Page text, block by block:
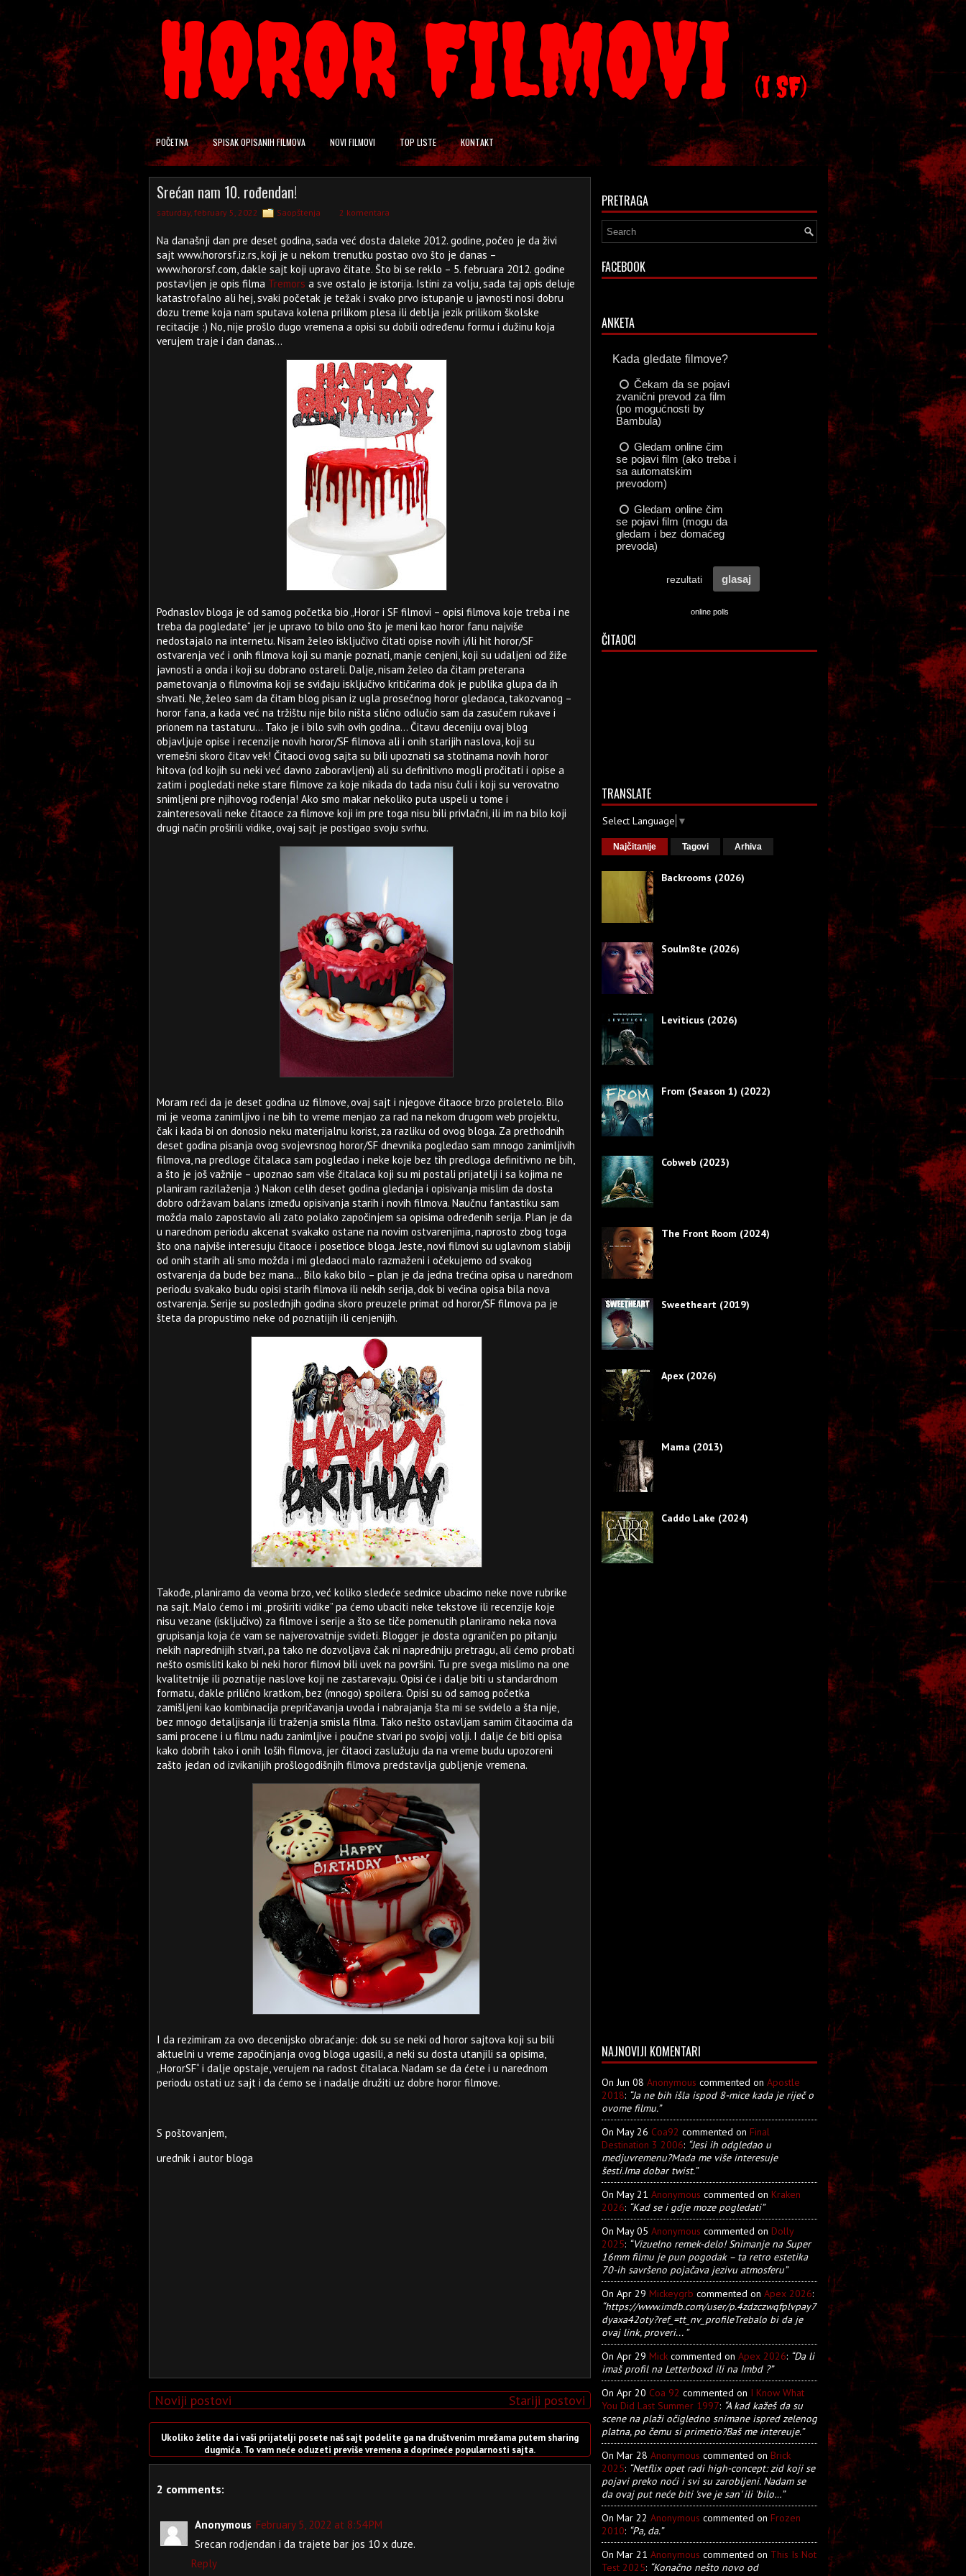
HOROR FILMOVI(I SF)
POČETNA SPISAK OPISANIH FILMOVA NOVI FILMOVI TOP LISTE KONTAKT
Srećan nam 10. rođendan!
saturday, february 5, 2022 Saopštenja 2 komentara
Na današnji dan pre deset godina, sada već dosta daleke 2012. godine, počeo je da živi
sajt www.hororsf.iz.rs, koji je u nekom trenutku postao ovo što je danas –
www.hororsf.com, dakle sajt koji upravo čitate. Što bi se reklo – 5. februara 2012. godine
postavljen je opis filma Tremors a sve ostalo je istorija. Istini za volju, sada taj opis deluje
katastrofalno ali hej, svaki početak je težak i svako prvo istupanje u javnosti nosi dobru
dozu treme koja nam sputava kolena prilikom plesa ili deblja jezik prilikom školske
recitacije :) No, nije prošlo dugo vremena a opisi su dobili određenu formu i dužinu koja
verujem traje i dan danas...
Podnaslov bloga je od samog početka bio „Horor i SF filmovi – opisi filmova koje treba i ne
treba da pogledate“ jer je upravo to bilo ono što je meni kao horor fanu najviše
nedostajalo na internetu. Nisam želeo isključivo čitati opise novih i/ili hit horor/SF
ostvarenja već i onih filmova koji su manje poznati, manje cenjeni, koji su udaljeni od žiže
javnosti a onda i koji su dobrano ostareli. Dalje, nisam želeo da čitam preterana
pametovanja o filmovima koji se sviđaju isključivo kritičarima dok je publika glupa da ih
shvati. Ne, želeo sam da čitam blog pisan iz ugla prosečnog horor gledaoca, takozvanog –
horor fana, a kada već na tržištu nije bilo ništa slično odlučio sam da zasučem rukave i
prionem na tastaturu... Tako je i bilo svih ovih godina... Čitavu deceniju ovaj blog
objavljuje opise i recenzije novih horor/SF filmova ali i onih starijih naslova, koji su
vremešni skoro čitav vek! Čitaoci ovog sajta su bili upoznati sa stotinama novih horor
hitova (od kojih su neki već davno zaboravljeni) ali su definitivno mogli pročitati i opise a
zatim i pogledati neke stare filmove za koje nikada do tada nisu čuli i koji su verovatno
snimljeni pre njihovog rođenja! Ako smo makar nekoliko puta uspeli u tome i
zainteresovali neke čitaoce za filmove koji im pre toga nisu bili privlačni, ili im na bilo koji
drugi način proširili vidike, ovaj sajt je postigao svoju svrhu.
Moram reći da je deset godina uz filmove, ovaj sajt i njegove čitaoce brzo proletelo. Bilo
mi je veoma zanimljivo i ne bih to vreme menjao za rad na nekom drugom web projektu,
čak i kada bi on donosio neku materijalnu korist, za razliku od ovog bloga. Za prethodnih
deset godina pisanja ovog svojevrsnog horor/SF dnevnika pogledao sam mnogo zanimljivih
filmova, na predloge čitalaca sam pogledao i neke koje bez tih predloga definitivno ne bih,
a što je još važnije – upoznao sam više čitalaca koji su mi postali prijatelji i sa kojima ne
planiram razilaženja :) Nakon celih deset godina gledanja i opisivanja mislim da dosta
dobro održavam balans između opisivanja starih i novih filmova. Naučnu fantastiku sam
možda malo zapostavio ali zato polako započinjem sa opisima određenih serija. Plan je da
u narednom periodu akcenat svakako ostane na novim ostvarenjima, naprosto zbog toga
što ona najviše interesuju čitaoce i posetioce bloga. Jeste, novi filmovi su uglavnom slabiji
od onih starih ali smo možda i mi gledaoci malo razmaženi i očekujemo od svakog
ostvarenja da bude bez mana... Bilo kako bilo – plan je da jedna trećina opisa u narednom
periodu svakako budu opisi starih filmova ili nekih serija, dok bi većina opisa bila nova
ostvarenja. Serije su poslednjih godina skoro preuzele primat od horor/SF filmova pa je
šteta da propustimo neke od poznatijih ili cenjenijih.
Takođe, planiramo da veoma brzo, već koliko sledeće sedmice ubacimo neke nove rubrike
na sajt. Malo ćemo i mi „proširiti vidike” pa ćemo ubaciti neke tekstove ili recenzije koje
nisu vezane (isključivo) za filmove i serije a što se tiče pomenutih planiramo neka nova
grupisanja koja će vam se najverovatnije svideti. Blogger je dosta ograničen po pitanju
nekih naprednijih stvari, pa tako ne dozvoljava čak ni napredniju pretragu, ali ćemo probati
nešto osmisliti kako bi neki horor filmovi bili uvek na površini. Tu pre svega mislimo na one
kvalitetnije ili poznatije naslove koji ne zastarevaju. Opisi će i dalje biti u standardnom
formatu, dakle prilično kratkom, bez (mnogo) spoilera. Opisi su od samog početka
zamišljeni kao kombinacija prepričavanja uvoda i nabrajanja šta mi se svidelo a šta nije,
bez mnogo detaljisanja ili traženja smisla filma. Tako nešto ostavljam samim čitaocima da
sami procene i u filmu nađu zanimljive i poučne stvari po svojoj volji. I dalje će biti opisa
kako dobrih tako i onih loših filmova, jer čitaoci zaslužuju da na vreme budu upozoreni
zašto jedan od izvikanijih prošlogodišnjih filmova predstavlja gubljenje vremena.
I da rezimiram za ovo decenijsko obraćanje: dok su se neki od horor sajtova koji su bili
aktuelni u vreme započinjanja ovog bloga ugasili, a neki su dosta utanjili sa opisima,
„HororSF“ i dalje opstaje, verujem na radost čitalaca. Nadam se da ćete i u narednom
periodu ostati uz sajt i da ćemo se i nadalje družiti uz dobre horor filmove.
S poštovanjem,
urednik i autor bloga
Noviji postovi Stariji postovi
Ukoliko želite da i vaši prijatelji posete naš sajt podelite ga na društvenim mrežama putem sharing
dugmića. To vam neće oduzeti previše vremena a doprineće popularnosti sajta.
2 comments:
Anonymous February 5, 2022 at 8:54 PM
Srecan rodjendan i da trajete bar jos 10 x duze.
Reply
PRETRAGA
FACEBOOK
ANKETA
online polls
ČITAOCI
TRANSLATE
Select Language ▼
Najčitanije Tagovi Arhiva
Backrooms (2026)
Soulm8te (2026)
Leviticus (2026)
From (Season 1) (2022)
Cobweb (2023)
The Front Room (2024)
Sweetheart (2019)
Apex (2026)
Mama (2013)
Caddo Lake (2024)
NAJNOVIJI KOMENTARI
On Jun 08 Anonymous commented on Apostle
2018: “Ja ne bih išla ispod 8-mice kada je riječ o
ovome filmu.”
On May 26 Coa92 commented on Final
Destination 3 2006: “Jesi ih odgledao u
medjuvremenu?Mada me više interesuje
šesti.Ima dobar twist.”
On May 21 Anonymous commented on Kraken
2026: “Kad se i gdje moze pogledati”
On May 05 Anonymous commented on Dolly
2025: “Vizuelno remek-delo! Snimanje na Super
16mm filmu je pun pogodak – ta retro estetika
70-ih savršeno pojačava jezivu atmosferu”
On Apr 29 Mickeygrb commented on Apex 2026:
“https://www.imdb.com/user/p.4zdzczwqfplvpay7
dyaxa42oty?ref_=tt_nv_profileTrebalo bi da je
ovaj link, proveri... ”
On Apr 29 Mick commented on Apex 2026: “Da li
imaš profil na Letterboxd ili na Imbd ?”
On Apr 20 Coa 92 commented on I Know What
You Did Last Summer 1997: “A kad kažeš da su
scene na plaži očigledno snimane ispred zelenog
platna, po čemu si primetio?Baš me intereuje.”
On Mar 28 Anonymous commented on Brick
2025: “Netflix opet radi high-concept: zid koji se
pojavi preko noći i svi su zarobljeni. Nadam se
da ovaj put neće biti 'sve je san' ili 'bilo…”
On Mar 22 Anonymous commented on Frozen
2010: “Pa, da.”
On Mar 21 Anonymous commented on This Is Not
Test 2025: “Konačno nešto novo od